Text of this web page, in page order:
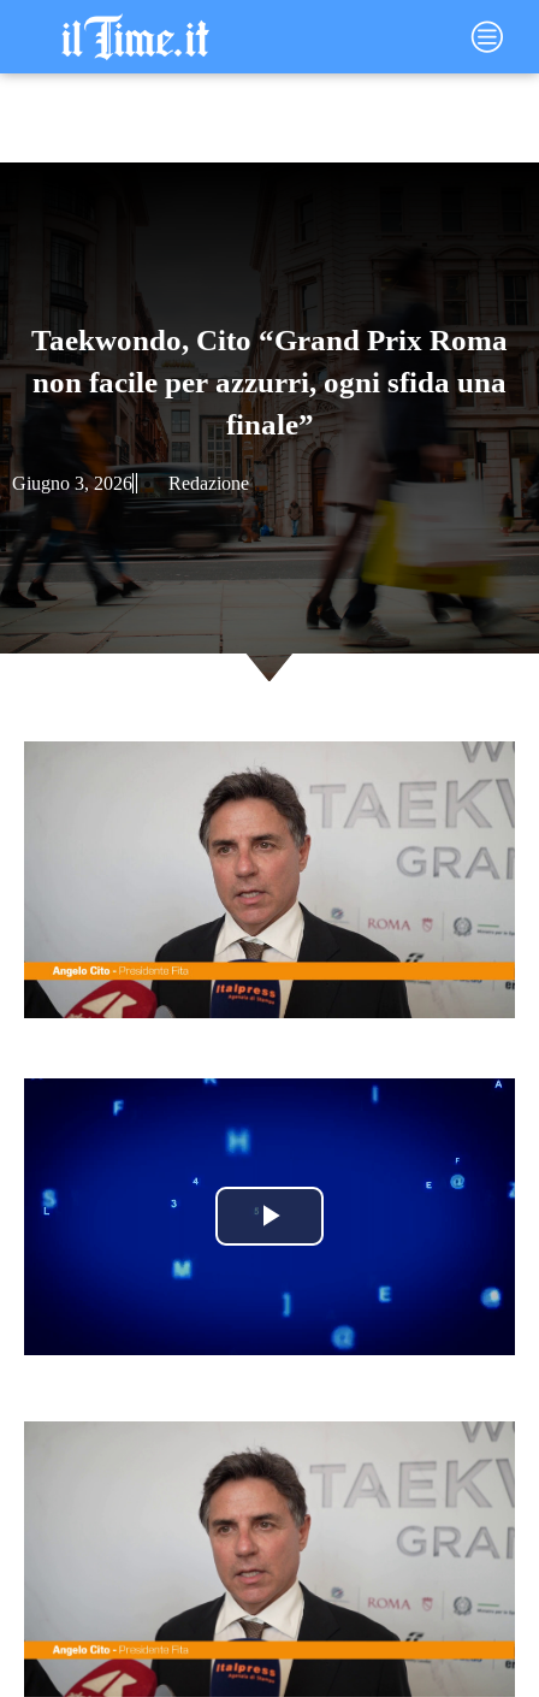
contenuto
Main
Menu
Taekwondo, Cito “Grand Prix Roma
non facile per azzurri, ogni sfida una
finale”
Giugno 3, 2026 Redazione
Play
Video